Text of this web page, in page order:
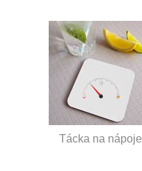
Tácka na nápoje